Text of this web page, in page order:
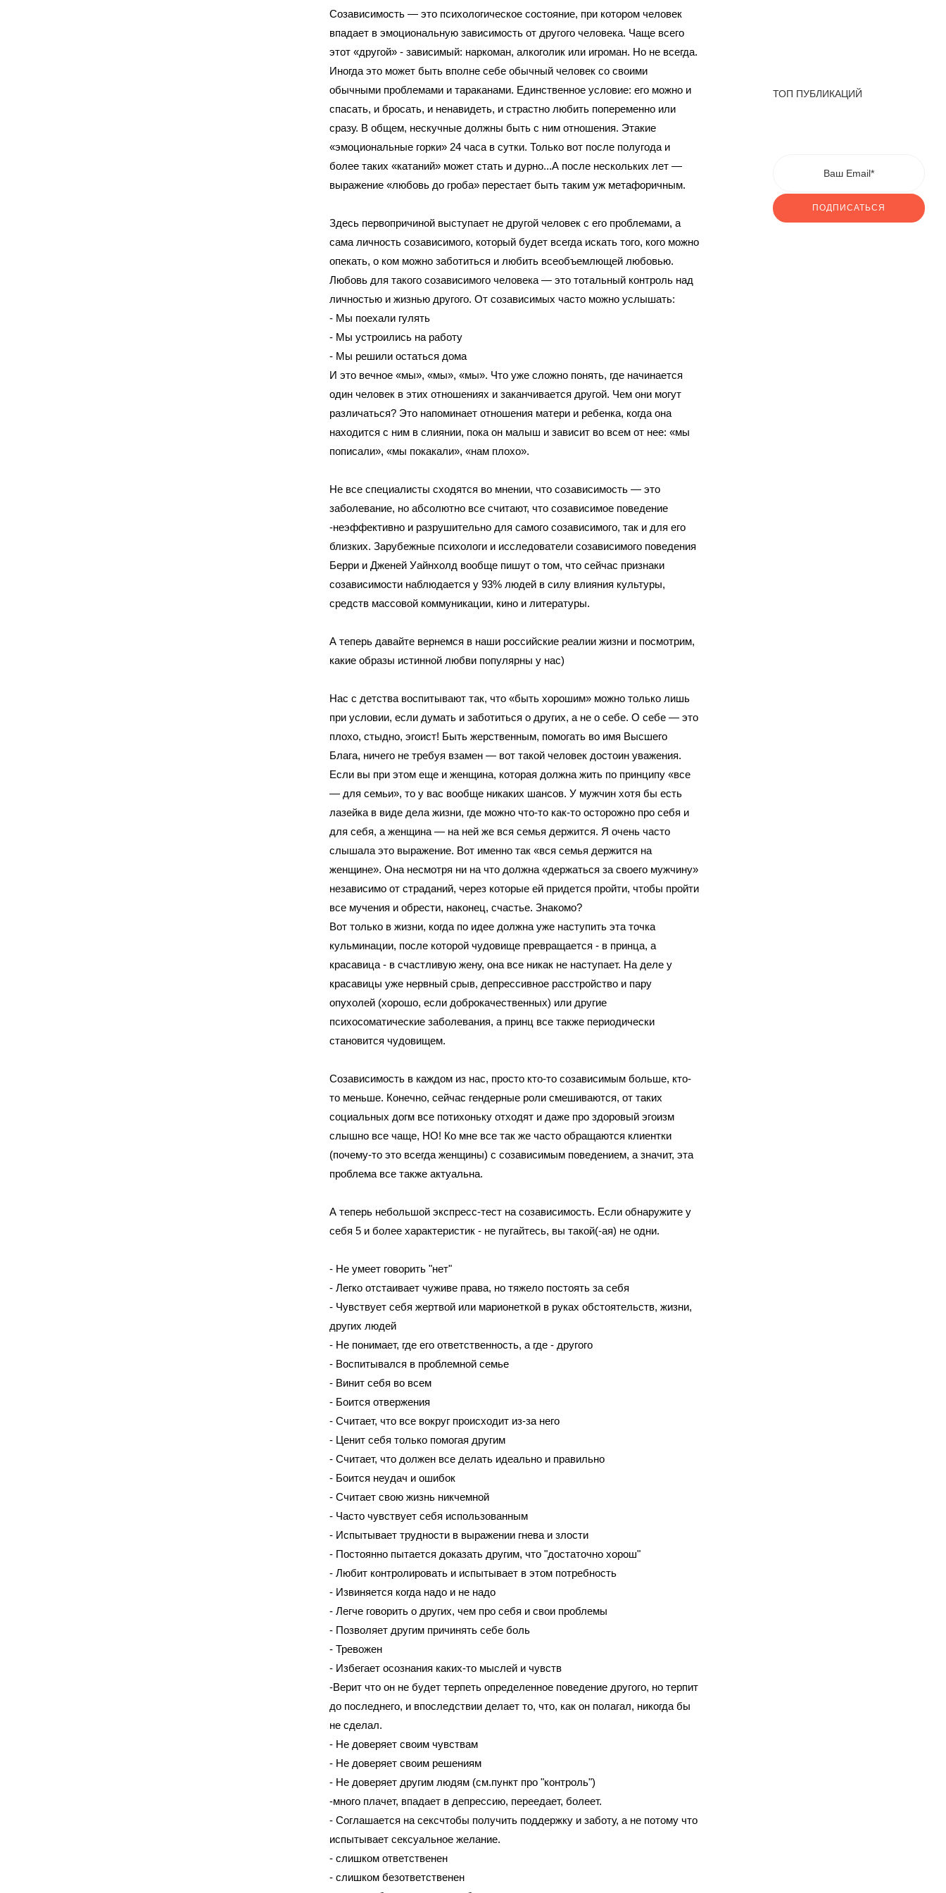
Созависимость — это психологическое состояние, при котором человек
впадает в эмоциональную зависимость от другого человека. Чаще всего
этот «другой» - зависимый: наркоман, алкоголик или игроман. Но не всегда.
Иногда это может быть вполне себе обычный человек со своими
обычными проблемами и тараканами. Единственное условие: его можно и
спасать, и бросать, и ненавидеть, и страстно любить попеременно или
сразу. В общем, нескучные должны быть с ним отношения. Этакие
«эмоциональные горки» 24 часа в сутки. Только вот после полугода и
более таких «катаний» может стать и дурно...А после нескольких лет —
выражение «любовь до гроба» перестает быть таким уж метафоричным.
Здесь первопричиной выступает не другой человек с его проблемами, а
сама личность созависимого, который будет всегда искать того, кого можно
опекать, о ком можно заботиться и любить всеобъемлющей любовью.
Любовь для такого созависимого человека — это тотальный контроль над
личностью и жизнью другого. От созависимых часто можно услышать:
- Мы поехали гулять
- Мы устроились на работу
- Мы решили остаться дома
И это вечное «мы», «мы», «мы». Что уже сложно понять, где начинается
один человек в этих отношениях и заканчивается другой. Чем они могут
различаться? Это напоминает отношения матери и ребенка, когда она
находится с ним в слиянии, пока он малыш и зависит во всем от нее: «мы
пописали», «мы покакали», «нам плохо».
Не все специалисты сходятся во мнении, что созависимость — это
заболевание, но абсолютно все считают, что созависимое поведение
-неэффективно и разрушительно для самого созависимого, так и для его
близких. Зарубежные психологи и исследователи созависимого поведения
Берри и Дженей Уайнхолд вообще пишут о том, что сейчас признаки
созависимости наблюдается у 93% людей в силу влияния культуры,
средств массовой коммуникации, кино и литературы.
А теперь давайте вернемся в наши российские реалии жизни и посмотрим,
какие образы истинной любви популярны у нас)
Нас с детства воспитывают так, что «быть хорошим» можно только лишь
при условии, если думать и заботиться о других, а не о себе. О себе — это
плохо, стыдно, эгоист! Быть жерственным, помогать во имя Высшего
Блага, ничего не требуя взамен — вот такой человек достоин уважения.
Если вы при этом еще и женщина, которая должна жить по принципу «все
— для семьи», то у вас вообще никаких шансов. У мужчин хотя бы есть
лазейка в виде дела жизни, где можно что-то как-то осторожно про себя и
для себя, а женщина — на ней же вся семья держится. Я очень часто
слышала это выражение. Вот именно так «вся семья держится на
женщине». Она несмотря ни на что должна «держаться за своего мужчину»
независимо от страданий, через которые ей придется пройти, чтобы пройти
все мучения и обрести, наконец, счастье. Знакомо?
Вот только в жизни, когда по идее должна уже наступить эта точка
кульминации, после которой чудовище превращается - в принца, а
красавица - в счастливую жену, она все никак не наступает. На деле у
красавицы уже нервный срыв, депрессивное расстройство и пару
опухолей (хорошо, если доброкачественных) или другие
психосоматические заболевания, а принц все также периодически
становится чудовищем.
Созависимость в каждом из нас, просто кто-то созависимым больше, кто-
то меньше. Конечно, сейчас гендерные роли смешиваются, от таких
социальных догм все потихоньку отходят и даже про здоровый эгоизм
слышно все чаще, НО! Ко мне все так же часто обращаются клиентки
(почему-то это всегда женщины) с созависимым поведением, а значит, эта
проблема все также актуальна.
А теперь небольшой экспресс-тест на созависимость. Если обнаружите у
себя 5 и более характеристик - не пугайтесь, вы такой(-ая) не одни.
- Не умеет говорить "нет"
- Легко отстаивает чуживе права, но тяжело постоять за себя
- Чувствует себя жертвой или марионеткой в руках обстоятельств, жизни,
других людей
- Не понимает, где его ответственность, а где - другого
- Воспитывался в проблемной семье
- Винит себя во всем
- Боится отвержения
- Считает, что все вокруг происходит из-за него
- Ценит себя только помогая другим
- Считает, что должен все делать идеально и правильно
- Боится неудач и ошибок
- Считает свою жизнь никчемной
- Часто чувствует себя использованным
- Испытывает трудности в выражении гнева и злости
- Постоянно пытается доказать другим, что "достаточно хорош"
- Любит контролировать и испытывает в этом потребность
- Извиняется когда надо и не надо
- Легче говорить о других, чем про себя и свои проблемы
- Позволяет другим причинять себе боль
- Тревожен
- Избегает осознания каких-то мыслей и чувств
-Верит что он не будет терпеть определенное поведение другого, но терпит
до последнего, и впоследствии делает то, что, как он полагал, никогда бы
не сделал.
- Не доверяет своим чувствам
- Не доверяет своим решениям
- Не доверяет другим людям (см.пункт про "контроль")
-много плачет, впадает в депрессию, переедает, болеет.
- Соглашается на сексчтобы получить поддержку и заботу, а не потому что
испытывает сексуальное желание.
- слишком ответственен
- слишком безответственен
ТОП ПУБЛИКАЦИЙ
ПОДПИСАТЬСЯ